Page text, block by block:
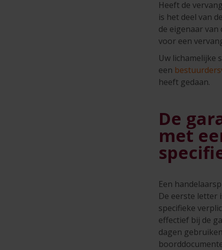
Heeft de
is het deel van
de eigenaar van
voor een
Uw lichamelijke
een
heeft gedaan.
De
met
Een
De eerste letter
specifieke
effectief bij de
dagen